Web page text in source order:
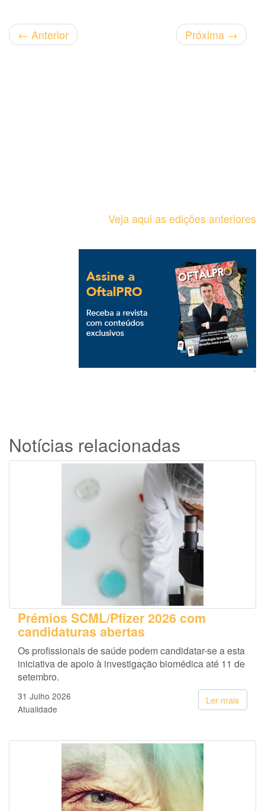
← Anterior Próxima →
Veja aqui as edições anteriores
`
Notícias relacionadas
Prémios SCML/Pfizer 2026 com
candidaturas abertas
Os profissionais de saúde podem candidatar-se a esta
iniciativa de apoio à investigação biomédica até 11 de
setembro.
Ler mais
31 Julho 2026
Atualidade